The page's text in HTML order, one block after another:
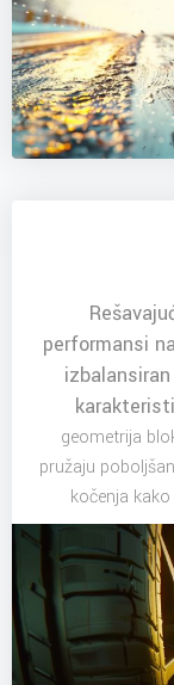
performansi
geometrija
pružaju
kočenja